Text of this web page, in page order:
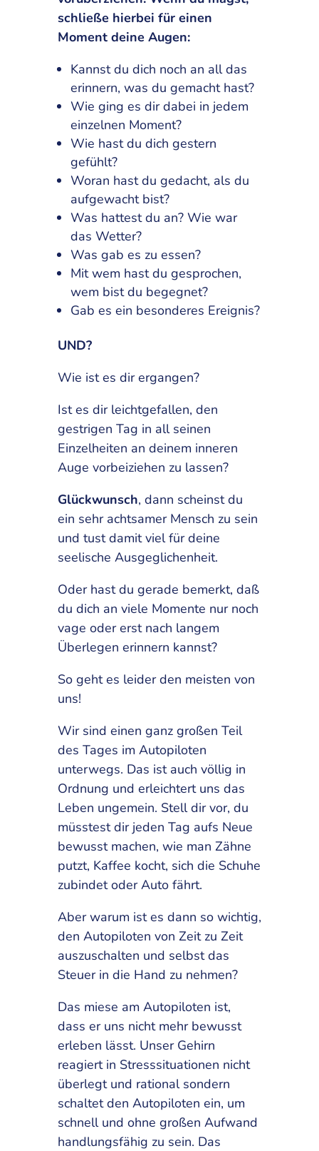
schließe hierbei für einen
Moment deine Augen:
Kannst du dich noch an all das
erinnern, was du gemacht hast?
Wie ging es dir dabei in jedem
einzelnen Moment?
Wie hast du dich gestern
gefühlt?
Woran hast du gedacht, als du
aufgewacht bist?
Was hattest du an? Wie war
das Wetter?
Was gab es zu essen?
Mit wem hast du gesprochen,
wem bist du begegnet?
Gab es ein besonderes Ereignis?
UND?
Wie ist es dir ergangen?
Ist es dir leichtgefallen, den
gestrigen Tag in all seinen
Einzelheiten an deinem inneren
Auge vorbeiziehen zu lassen?
Glückwunsch, dann scheinst du
ein sehr achtsamer Mensch zu sein
und tust damit viel für deine
seelische Ausgeglichenheit.
Oder hast du gerade bemerkt, daß
du dich an viele Momente nur noch
vage oder erst nach langem
Überlegen erinnern kannst?
So geht es leider den meisten von
uns!
Wir sind einen ganz großen Teil
des Tages im Autopiloten
unterwegs. Das ist auch völlig in
Ordnung und erleichtert uns das
Leben ungemein. Stell dir vor, du
müsstest dir jeden Tag aufs Neue
bewusst machen, wie man Zähne
putzt, Kaffee kocht, sich die Schuhe
zubindet oder Auto fährt.
Aber warum ist es dann so wichtig,
den Autopiloten von Zeit zu Zeit
auszuschalten und selbst das
Steuer in die Hand zu nehmen?
Das miese am Autopiloten ist,
dass er uns nicht mehr bewusst
erleben lässt. Unser Gehirn
reagiert in Stresssituationen nicht
überlegt und rational sondern
schaltet den Autopiloten ein, um
schnell und ohne großen Aufwand
handlungsfähig zu sein. Das